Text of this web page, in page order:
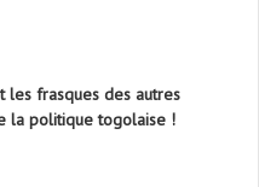
les frasques des autres
la politique togolaise !